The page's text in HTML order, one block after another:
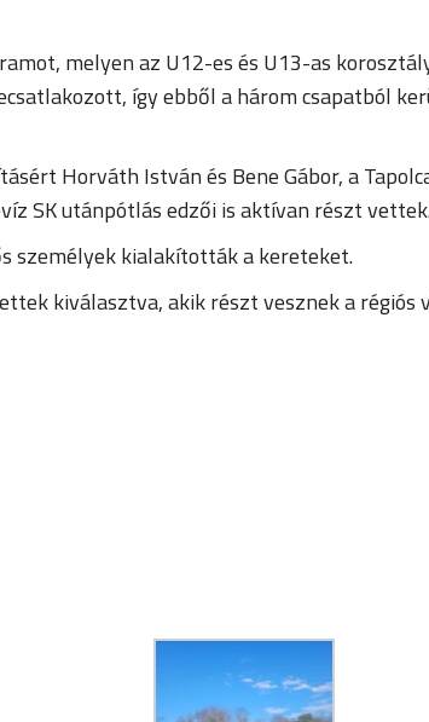
melyen az U12-es és U13-as
így ebből a három csapatból
Horváth István és Bene Gábor, a
SK utánpótlás edzői is aktívan részt
személyek kialakították a kereteket.
kiválasztva, akik részt vesznek a régiós